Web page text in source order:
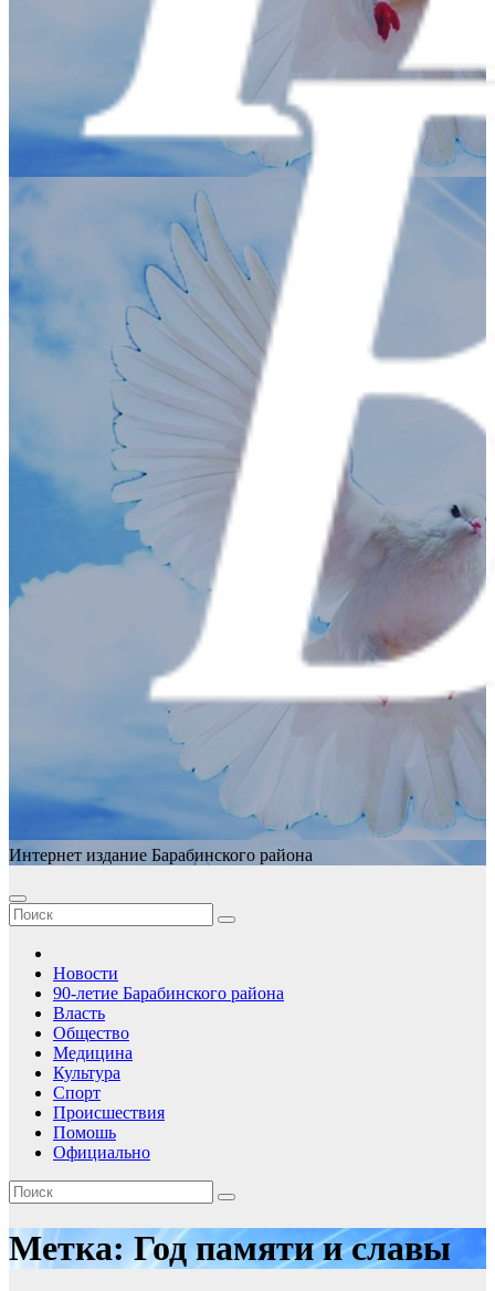
Интернет издание Барабинского района
Новости
90-летие Барабинского района
Власть
Общество
Медицина
Культура
Спорт
Происшествия
Помошь
Официально
Метка:Год памяти и славы